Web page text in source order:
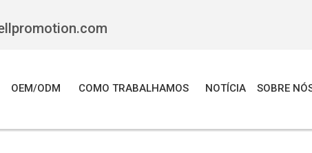
OEM/ODM COMO TRABALHAMOS NOTÍCIA SOBRE